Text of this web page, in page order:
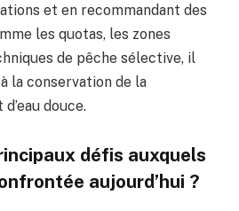
et en recommandant des
les quotas, les zones
de pêche sélective, il
la conservation de la
douce.
défis auxquels
aujourd’hui ?